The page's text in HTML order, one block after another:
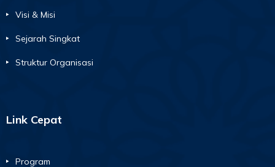
Visi & Misi
Sejarah Singkat
Struktur Organisasi
Link Cepat
Program